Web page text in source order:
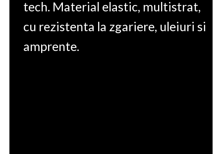
tech. Material elastic, multistrat,
cu rezistenta la zgariere, uleiuri si
amprente.